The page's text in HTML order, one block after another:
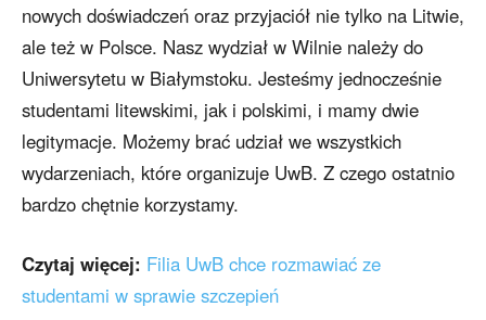
nowych doświadczeń oraz przyjaciół nie tylko na Litwie,
ale też w Polsce. Nasz wydział w Wilnie należy do
Uniwersytetu w Białymstoku. Jesteśmy jednocześnie
studentami litewskimi, jak i polskimi, i mamy dwie
legitymacje. Możemy brać udział we wszystkich
wydarzeniach, które organizuje UwB. Z czego ostatnio
bardzo chętnie korzystamy.
Czytaj więcej: Filia UwB chce rozmawiać ze
studentami w sprawie szczepień